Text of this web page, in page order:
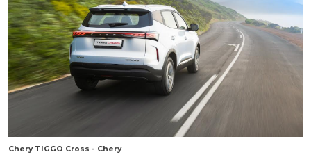
Chery TIGGO Cross - Chery